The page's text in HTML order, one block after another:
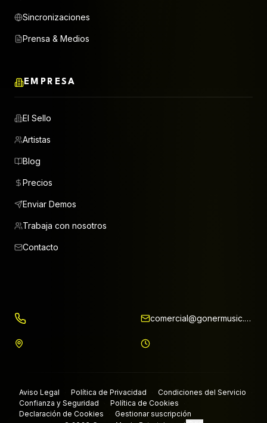
Sincronizaciones
Prensa & Medios
EMPRESA
El Sello
Artistas
Blog
Precios
Enviar Demos
Trabaja con nosotros
Contacto
comercial@gonermusic.com
Aviso Legal Política de Privacidad Condiciones del Servicio
Confianza y Seguridad Política de Cookies
Declaración de Cookies Gestionar suscripción